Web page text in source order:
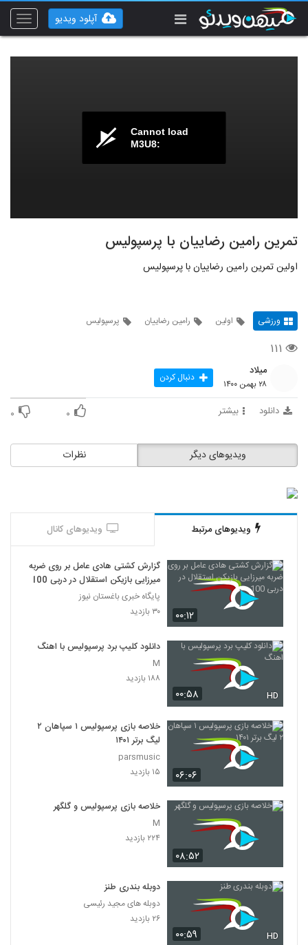
Toggle
آپلود ویدیو
Cannot load
M3U8:
تمرین رامین رضاییان با پرسپولیس
اولین تمرین رامین رضاییان با پرسپولیس
ورزشی اولین رامین رضاییان پرسپولیس
۱۱۱
میلاد
۲۸ بهمن ۱۴۰۰ دنبال کردن
دانلود بیشتر ۰ ۰
نظرات ویدیوهای دیگر
ویدیوهای مرتبط ویدیوهای کانال
۰۰:۱۲
گزارش کشتی هادی عامل بر روی ضربه
میرزایی بازیکن استقلال در دربی 100
پایگاه خبری باغستان نیوز
۳۰ بازدید
۰۰:۵۸ HD
دانلود کلیپ برد پرسپولیس با اهنگ
M
۱۸۸ بازدید
۰۶:۰۶
خلاصه بازی پرسپولیس ۱ سپاهان ۲
لیگ برتر ۱۴۰۱
parsmusic
۱۵ بازدید
۰۸:۵۲
خلاصه بازی پرسپولیس و گلگهر
M
۲۲۴ بازدید
۰۰:۵۹ HD
دوبله بندری طنز
دوبله های مجید رئیسی
۲۶ بازدید